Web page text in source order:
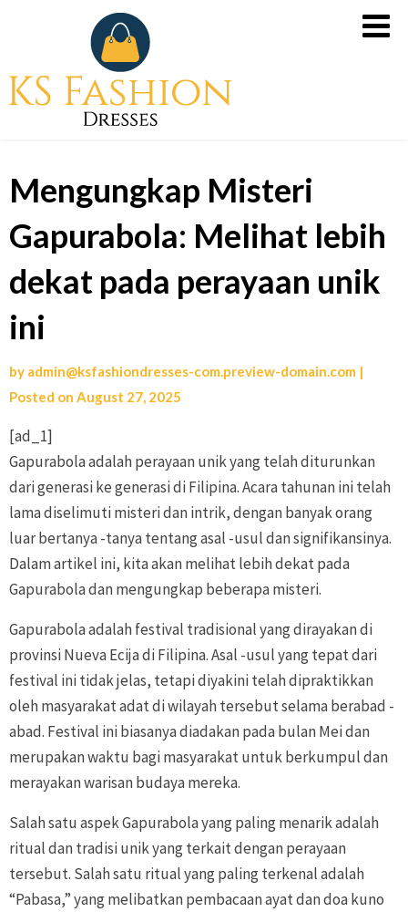
Soft,
Slot
X500
Kemenangan
Mengungkap Misteri
Gapurabola: Melihat lebih
dekat pada perayaan unik
ini
by admin@ksfashiondresses-com.preview-domain.com |
Posted on August 27, 2025
[ad_1]
Gapurabola adalah perayaan unik yang telah diturunkan
dari generasi ke generasi di Filipina. Acara tahunan ini telah
lama diselimuti misteri dan intrik, dengan banyak orang
luar bertanya -tanya tentang asal -usul dan signifikansinya.
Dalam artikel ini, kita akan melihat lebih dekat pada
Gapurabola dan mengungkap beberapa misteri.
Gapurabola adalah festival tradisional yang dirayakan di
provinsi Nueva Ecija di Filipina. Asal -usul yang tepat dari
festival ini tidak jelas, tetapi diyakini telah dipraktikkan
oleh masyarakat adat di wilayah tersebut selama berabad -
abad. Festival ini biasanya diadakan pada bulan Mei dan
merupakan waktu bagi masyarakat untuk berkumpul dan
merayakan warisan budaya mereka.
Salah satu aspek Gapurabola yang paling menarik adalah
ritual dan tradisi unik yang terkait dengan perayaan
tersebut. Salah satu ritual yang paling terkenal adalah
“Pabasa,” yang melibatkan pembacaan ayat dan doa kuno